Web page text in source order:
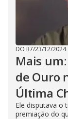
DO R7/23/12/2024
Mais
de Ouro
Última
Ele disputava o
premiação do